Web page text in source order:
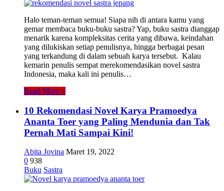
Halo teman-teman semua! Siapa nih di antara kamu yang
gemar membaca buku-buku sastra? Yap, buku sastra dianggap
menarik karena kompleksitas cerita yang dibawa, keindahan
yang dilukiskan setiap penulisnya, hingga berbagai pesan
yang terkandung di dalam sebuah karya tersebut. Kalau
kemarin penulis sempat merekomendasikan novel sastra
Indonesia, maka kali ini penulis…
Read More »
10 Rekomendasi Novel Karya Pramoedya
Ananta Toer yang Paling Mendunia dan Tak
Pernah Mati Sampai Kini!
Abita Jovina Maret 19, 2022
0 938
Buku Sastra